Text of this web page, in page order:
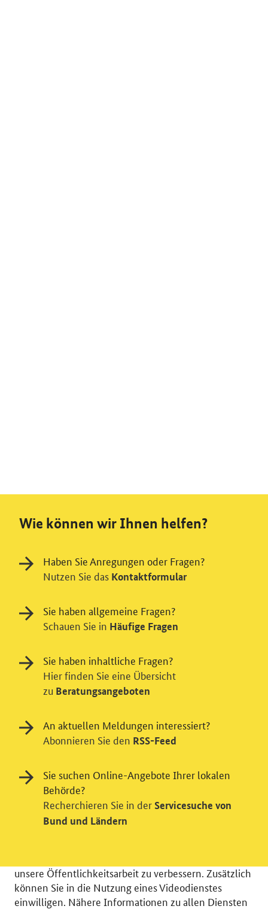
Einwilligung in Tracking und / oder
Videodienst
Wir bitten Sie an dieser Stelle um Ihre Einwilligung für
verschiedene Zusatzdienste unserer Webseite: Wir
unsere Öffentlichkeitsarbeit zu verbessern. Zusätzlich
können Sie in die Nutzung eines Videodienstes
einwilligen. Nähere Informationen zu allen Diensten
Wie können wir Ihnen helfen?
Haben Sie Anregungen oder Fragen?
Nutzen Sie das Kontaktformular
Sie haben allgemeine Fragen?
Schauen Sie in Häufige Fragen
Sie haben inhaltliche Fragen?
Hier finden Sie eine Übersicht
zu Beratungsangeboten
An aktuellen Meldungen interessiert?
Abonnieren Sie den RSS-Feed
Sie suchen Online-Angebote Ihrer lokalen
Behörde?
Recherchieren Sie in der Servicesuche von
Bund und Ländern